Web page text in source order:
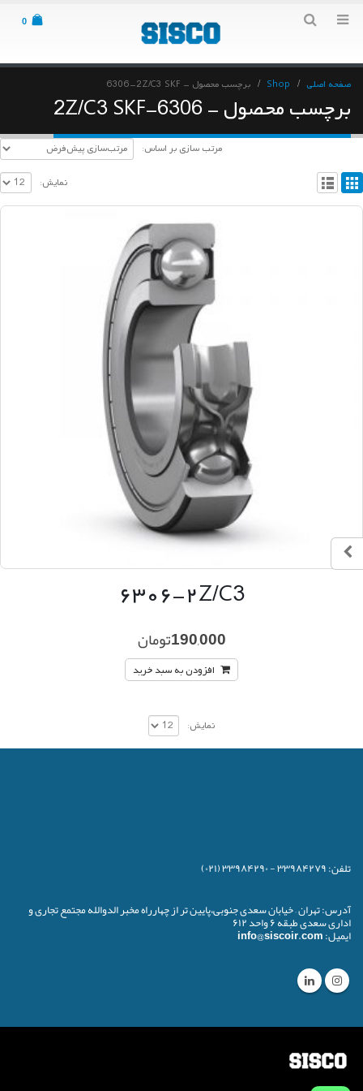
0
صفحه اصلی Shop برچسب محصول - 6306-2Z/C3 SKF
برچسب محصول - 6306-2Z/C3 SKF
مرتب سازی بر اساس:
نمایش:
۶۳۰۶-۲Z/C3
190,000تومان
افزودن به سبد خرید
نمایش:
تلفن:
آدرس:تهران – خیابان سعدی جنوبی،پایین تر از چهارراه مخبر الدوالله مجتمع تجاری و
اداری سعدی طبقه ۶ واحد ۶۱۲
ایمیل: